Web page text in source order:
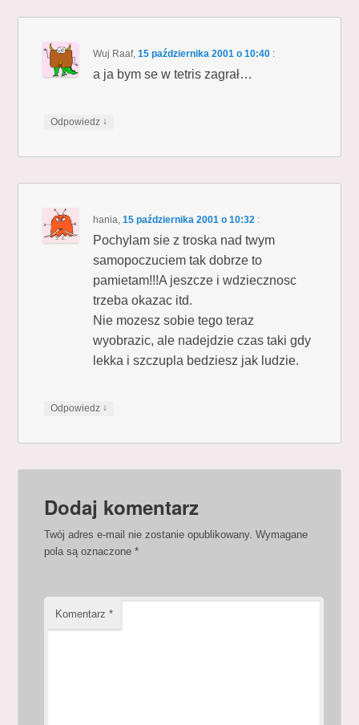
Wuj Raaf,15 października 2001 o 10:40 :
a ja bym se w tetris zagrał…
Odpowiedz ↓
hania,15 października 2001 o 10:32 :
Pochylam sie z troska nad twym
samopoczuciem tak dobrze to
pamietam!!!A jeszcze i wdziecznosc
trzeba okazac itd.
Nie mozesz sobie tego teraz
wyobrazic, ale nadejdzie czas taki gdy
lekka i szczupla bedziesz jak ludzie.
Odpowiedz ↓
Dodaj komentarz
Twój adres e-mail nie zostanie opublikowany. Wymagane
pola są oznaczone*
Komentarz*